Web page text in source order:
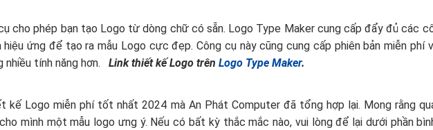
cho phép bạn tạo Logo từ dòng chữ có sẵn. Logo Type Maker cung cấp đẩy đủ các
ứng để tạo ra mẫu Logo cực đẹp. Công cụ này cũng cung cấp phiên bản miễn phí
nhiều tính năng hơn. Link thiết kế Logo trên Logo Type Maker.
kế Logo miễn phí tốt nhất 2024 mà An Phát Computer đã tổng hợp lại. Mong rằng
mình một mẫu logo ưng ý. Nếu có bất kỳ thắc mắc nào, vui lòng để lại dưới phần